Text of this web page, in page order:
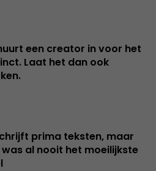
een creator in voor het
Laat het dan ook
prima teksten, maar
al nooit het moeilijkste